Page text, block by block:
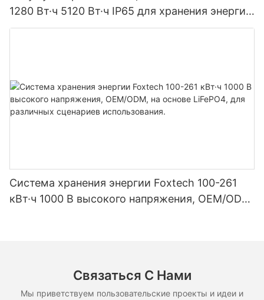
1280 Вт·ч 5120 Вт·ч IP65 для хранения энергии
и солнечных домашних систем
Система хранения энергии Foxtech 100-261
кВт·ч 1000 В высокого напряжения, OEM/ODM,
Связаться С Нами
Мы приветствуем пользовательские проекты и идеи и